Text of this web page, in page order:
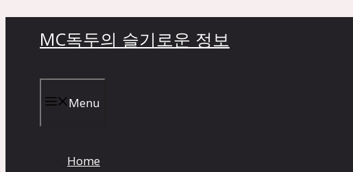
MC독두의 슬기로운 정보
Menu
Home